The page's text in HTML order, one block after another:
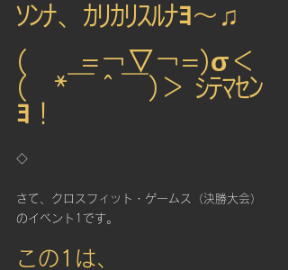
ｿﾝﾅ、ｶﾘｶﾘｽﾙﾅﾖ～♫
(　　=￢▽￢=)σ＜
(　*￣＾￣)＞ ｼﾃﾏｾﾝ
ﾖ！
◇
さて、クロスフィット・ゲームス（決勝大会）
のイベント1です。
この1は、